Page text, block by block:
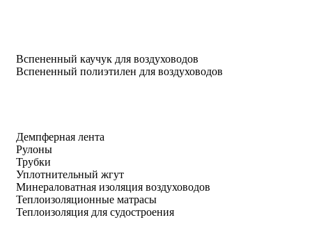
Вспененный каучук для воздуховодов
Вспененный полиэтилен для воздуховодов
Демпферная лента
Рулоны
Трубки
Уплотнительный жгут
Минераловатная изоляция воздуховодов
Теплоизоляционные матрасы
Теплоизоляция для судостроения